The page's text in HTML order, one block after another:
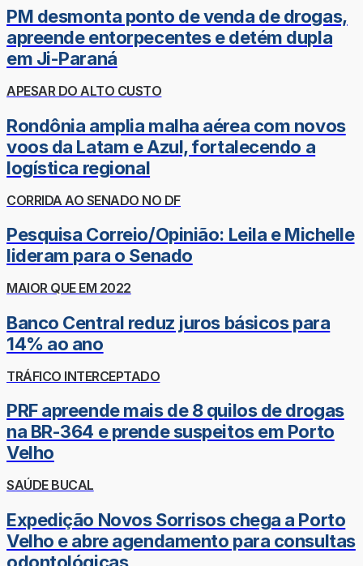
PM desmonta ponto de venda de drogas,
apreende entorpecentes e detém dupla
em Ji-Paraná
APESAR DO ALTO CUSTO
Rondônia amplia malha aérea com novos
voos da Latam e Azul, fortalecendo a
logística regional
CORRIDA AO SENADO NO DF
Pesquisa Correio/Opinião: Leila e Michelle
lideram para o Senado
MAIOR QUE EM 2022
Banco Central reduz juros básicos para
14% ao ano
TRÁFICO INTERCEPTADO
PRF apreende mais de 8 quilos de drogas
na BR-364 e prende suspeitos em Porto
Velho
SAÚDE BUCAL
Expedição Novos Sorrisos chega a Porto
Velho e abre agendamento para consultas
odontológicas